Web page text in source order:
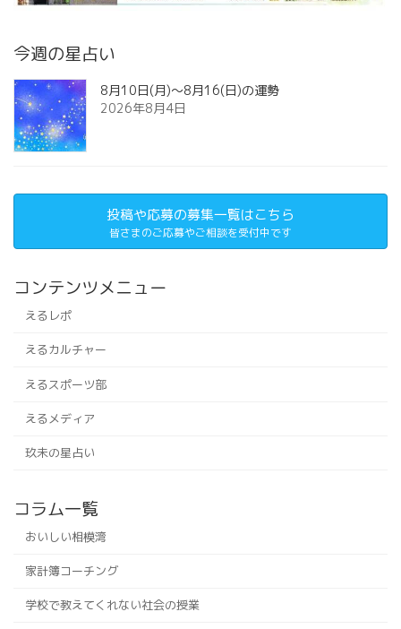
今週の星占い
8月10日(月)～8月16(日)の運勢
2026年8月4日
投稿や応募の募集一覧はこちら
皆さまのご応募やご相談を受付中です
コンテンツメニュー
えるレポ
えるカルチャー
えるスポーツ部
えるメディア
玖未の星占い
コラム一覧
おいしい相模湾
家計簿コーチング
学校で教えてくれない社会の授業